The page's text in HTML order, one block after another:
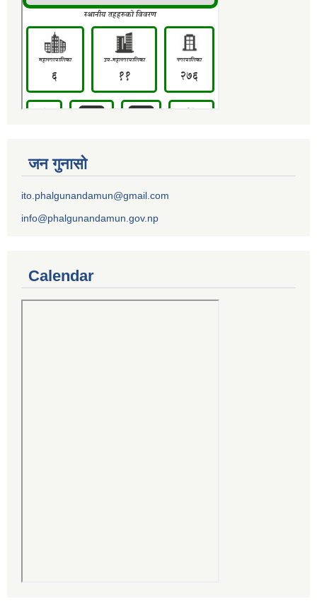
जन गुनासो
ito.phalgunandamun@gmail.com
info@phalgunandamun.gov.np
Calendar